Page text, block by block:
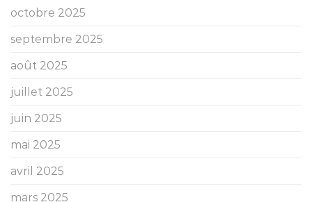
octobre 2025
septembre 2025
août 2025
juillet 2025
juin 2025
mai 2025
avril 2025
mars 2025